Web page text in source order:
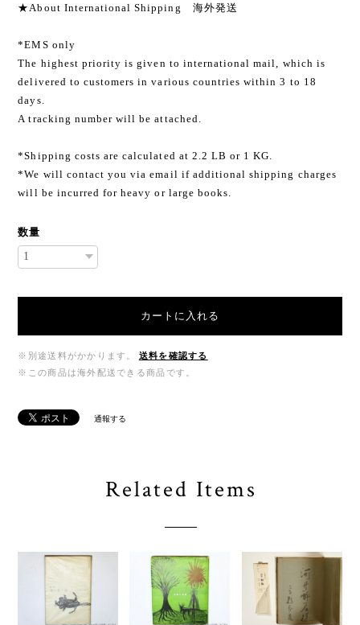
★About International Shipping 海外発送
*EMS only
The highest priority is given to international mail, which is
delivered to customers in various countries within 3 to 18
days.
A tracking number will be attached.
*Shipping costs are calculated at 2.2 LB or 1 KG.
*We will contact you via email if additional shipping charges
will be incurred for heavy or large books.
数量
カートに入れる
※別途送料がかかります。
送料を確認する
※この商品は海外配送できる商品です。
通報する
Related Items